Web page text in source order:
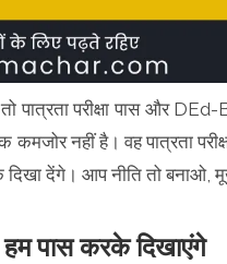
पात्रता परीक्षा पास और
कमजोर नहीं है। वह पात्रता
देंगे। आप नीति तो बनाओ,
हम पास करके दिखाएंगे